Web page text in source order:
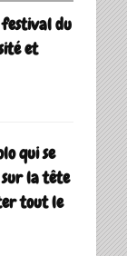
festival du
et
qui se
la tête
tout le